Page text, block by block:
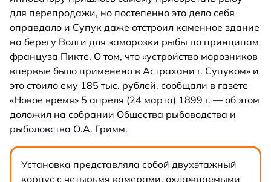
для перепродажи, но постепенно это дело себя
оправдало и Супук даже отстроил каменное здание
на берегу Волги для заморозки рыбы по принципам
француза Пикте. О том, что «устройство морозников
впервые было применено в Астрахани г. Супуком» и
это стоило ему 185 тыс. рублей, сообщали в газете
«Новое время» 5 апреля (24 марта) 1899 г. — об этом
доложил на собрании Общества рыбоводства и
рыболовства О.А. Гримм.
Установка представляла собой двухэтажный
корпус с четырьмя камерами, охлаждаемыми